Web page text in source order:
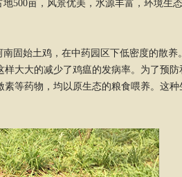
500亩，风景优美，水源丰富，环境生
固始土鸡，在中药园区下低密度的散
大大的减少了鸡瘟的发病率。为了预
等药物，均以原生态的粮食喂养。这